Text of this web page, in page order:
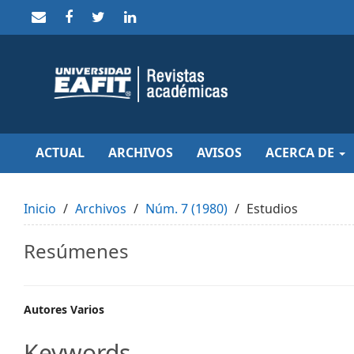
to
Main
Navigation
Content
Sidebar
ACTUAL ARCHIVOS AVISOS ACERCA DE
Inicio Archivos Núm. 7 (1980) Estudios
Resúmenes
Main
Article
Autores Varios